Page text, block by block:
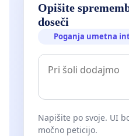
Opišite
doseči
Poganja umetna
Napišite po svoje. UI
močno peticijo.